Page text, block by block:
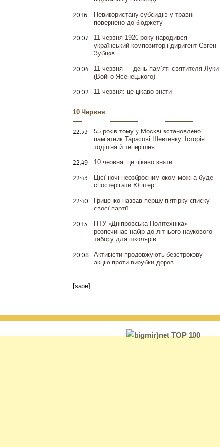
20:16
Невикористану субсидію у травні
повернено до бюджету
20:07
11 червня 1920 року народився
український композитор і диригент Євген
Зубцов
20:04
11 червня — день пам’яті святителя Луки
(Войно-Ясенецького)
20:02 11 червня: це цікаво знати
10 Червня
22:53
55 років тому у Москві встановлено
пам’ятник Тарасові Шевченку. Історія
тодішня й теперішня
22:49 10 червня: це цікаво знати
22:43
Цієї ночі неозброєним оком можна буде
спостерігати Юпітер
22:40
Гриценко назвав першу п’ятірку списку
своєї партії
20:13
НТУ «Дніпровська Політехніка»
розпочинає набір до літнього наукового
табору для школярів
20:08
Активісти продовжують безстрокову
акцію проти вирубки дерев
[sape]